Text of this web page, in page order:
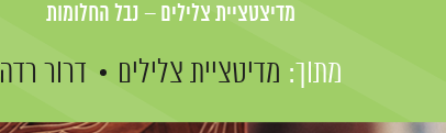
מדיצטציית צלילים – נבל החלומות
מתוך: מדיטציית צלילים דרור רדה